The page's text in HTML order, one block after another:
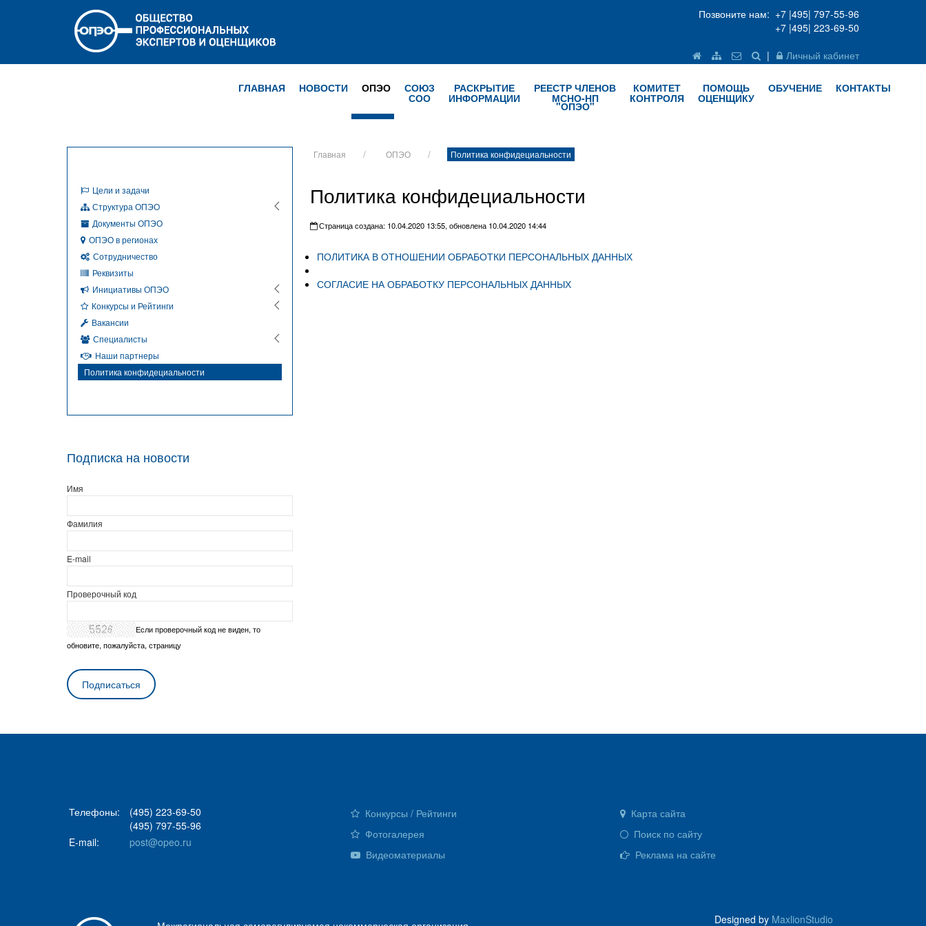
Позвоните нам: +7 |495| 797-55-96
+7 |495| 223-69-50
|
Личный кабинет
ГЛАВНАЯ НОВОСТИ ОПЭО СОЮЗ
СОО
РАСКРЫТИЕ
ИНФОРМАЦИИ
РЕЕСТР ЧЛЕНОВ
МСНО-НП
"ОПЭО"
КОМИТЕТ
КОНТРОЛЯ
ПОМОЩЬ
ОЦЕНЩИКУ
ОБУЧЕНИЕ КОНТАКТЫ
Главная ОПЭО Политика конфидециальности
Политика конфидециальности
Страница создана: 10.04.2020 13:55, обновлена 10.04.2020 14:44
ПОЛИТИКА В ОТНОШЕНИИ ОБРАБОТКИ ПЕРСОНАЛЬНЫХ ДАННЫХ
СОГЛАСИЕ НА ОБРАБОТКУ ПЕРСОНАЛЬНЫХ ДАННЫХ
Цели и задачи
Структура ОПЭО
Документы ОПЭО
ОПЭО в регионах
Сотрудничество
Реквизиты
Инициативы ОПЭО
Конкурсы и Рейтинги
Вакансии
Специалисты
Наши партнеры
Политика конфидециальности
Подписка на новости
Имя
Фамилия
E-mail
Проверочный код
Если проверочный код не виден, то
обновите, пожалуйста, страницу
Телефоны:
(495) 223-69-50
(495) 797-55-96
E-mail:
post@opeo.ru
Конкурсы / Рейтинги
Фотогалерея
Видеоматериалы
Карта сайта
Поиск по сайту
Реклама на сайте
Designed by MaxlionStudio